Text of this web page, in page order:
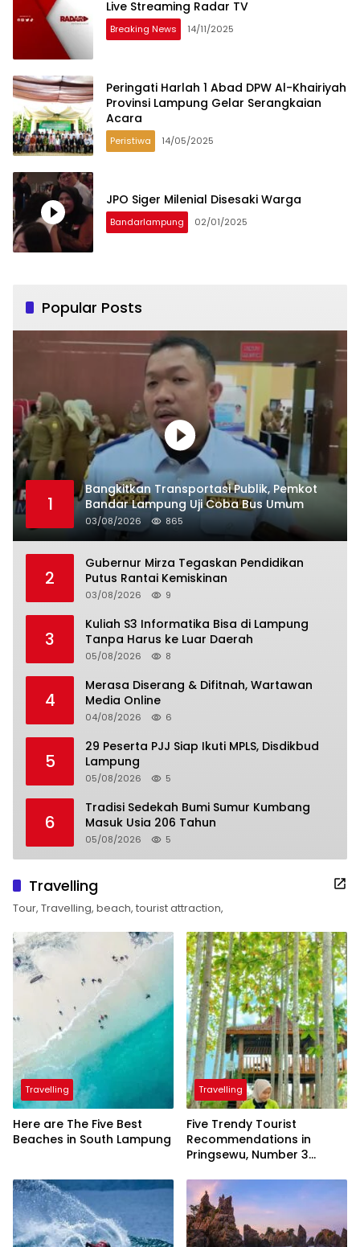
Live Streaming Radar TV
Breaking News 14/11/2025
Peringati Harlah 1 Abad DPW Al-Khairiyah
Provinsi Lampung Gelar Serangkaian
Acara
Peristiwa 14/05/2025
JPO Siger Milenial Disesaki Warga
Bandarlampung 02/01/2025
Popular Posts
1
Bangkitkan Transportasi Publik, Pemkot
Bandar Lampung Uji Coba Bus Umum
03/08/2026 865
2
Gubernur Mirza Tegaskan Pendidikan
Putus Rantai Kemiskinan
03/08/2026 9
3
Kuliah S3 Informatika Bisa di Lampung
Tanpa Harus ke Luar Daerah
05/08/2026 8
4
Merasa Diserang & Difitnah, Wartawan
Media Online
04/08/2026 6
5
29 Peserta PJJ Siap Ikuti MPLS, Disdikbud
Lampung
05/08/2026 5
6
Tradisi Sedekah Bumi Sumur Kumbang
Masuk Usia 206 Tahun
05/08/2026 5
Travelling
Tour, Travelling, beach, tourist attraction,
Travelling
Here are The Five Best
Beaches in South Lampung
Travelling
Five Trendy Tourist
Recommendations in
Pringsewu, Number 3
President